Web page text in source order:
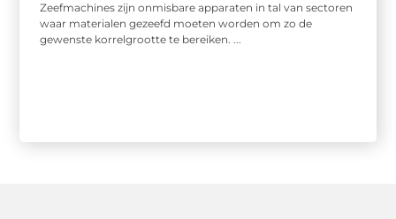
Zeefmachines zijn onmisbare apparaten in tal van sectoren
waar materialen gezeefd moeten worden om zo de
gewenste korrelgrootte te bereiken. ...